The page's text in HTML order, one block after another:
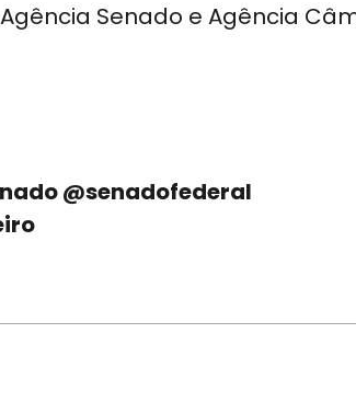
Senado e Agência
@senadofederal